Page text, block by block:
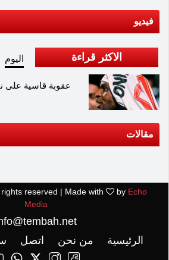
فيديو
الاكثر قراءة اليوم
عقوبة قاسية على
مقالات
rights reserved | Made with by Echo
Media
الرئيسية
من نحن اتصل